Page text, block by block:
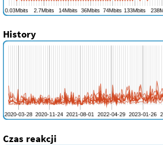
History
Czas reakcji